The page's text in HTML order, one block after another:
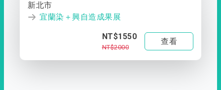
新北市
宜蘭染＋興自造成果展
NT$1550
NT$2000
查看